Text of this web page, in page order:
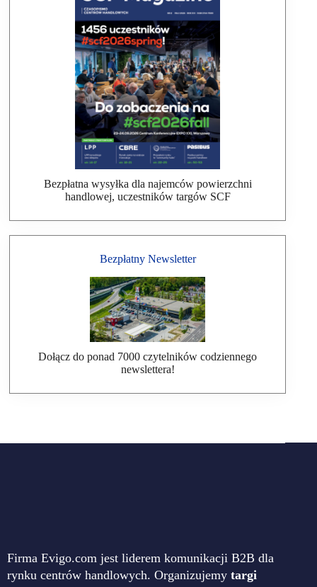
Bezpłatna wysyłka dla najemców powierzchni
handlowej, uczestników targów SCF
Bezpłatny Newsletter
Dołącz do ponad 7000 czytelników codziennego
newslettera!
Firma Evigo.com jest liderem komunikacji B2B dla
rynku centrów handlowych. Organizujemy targi